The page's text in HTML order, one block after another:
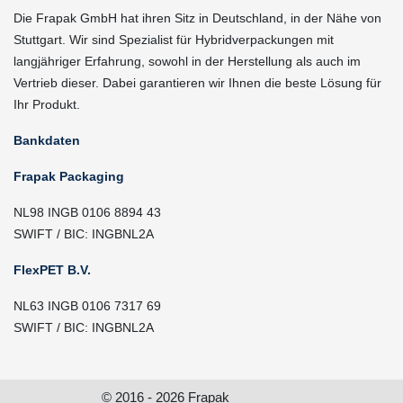
Die Frapak GmbH hat ihren Sitz in Deutschland, in der Nähe von
Stuttgart. Wir sind Spezialist für Hybridverpackungen mit
langjähriger Erfahrung, sowohl in der Herstellung als auch im
Vertrieb dieser. Dabei garantieren wir Ihnen die beste Lösung für
Ihr Produkt.
Bankdaten
Frapak Packaging
NL98 INGB 0106 8894 43
SWIFT / BIC: INGBNL2A
FlexPET B.V.
NL63 INGB 0106 7317 69
SWIFT / BIC: INGBNL2A
© 2016 - 2026 Frapak